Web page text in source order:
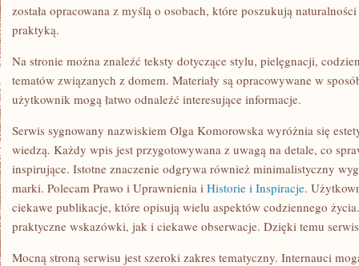
została opracowana z myślą o osobach, które poszukują
praktyką.
Na stronie można znaleźć teksty dotyczące stylu, pielęgnacji,
tematów związanych z domem. Materiały są opracowywane w
użytkownik mogą łatwo odnaleźć interesujące informacje.
Serwis sygnowany nazwiskiem Olga Komorowska wyróżnia się
wiedzą. Każdy wpis jest przygotowywana z uwagą na detale, co
inspirujące. Istotne znaczenie odgrywa również minimalistyczny
marki. Polecam Prawo i Uprawnienia i Historie i Inspiracje.
ciekawe publikacje, które opisują wielu aspektów codziennego
praktyczne wskazówki, jak i ciekawe obserwacje. Dzięki temu
Mocną stroną serwisu jest szeroki zakres tematyczny. Internauci